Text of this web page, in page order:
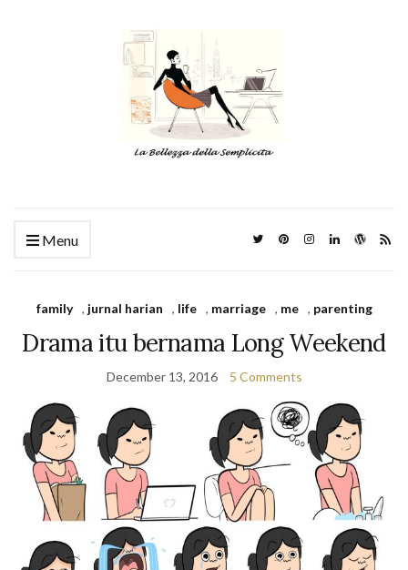
Menu
family , jurnal harian , life , marriage , me , parenting
Drama itu bernama Long Weekend
December 13, 2016 5 Comments